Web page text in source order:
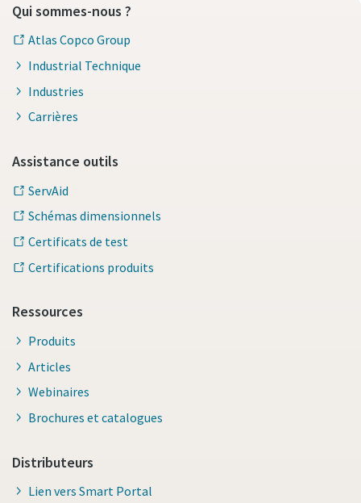
Qui sommes-nous ?
Atlas Copco Group
Industrial Technique
Industries
Carrières
Assistance outils
ServAid
Schémas dimensionnels
Certificats de test
Certifications produits
Ressources
Produits
Articles
Webinaires
Brochures et catalogues
Distributeurs
Lien vers Smart Portal